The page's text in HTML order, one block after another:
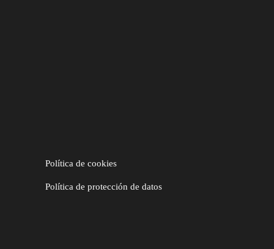
Política de cookies
Política de protección de datos